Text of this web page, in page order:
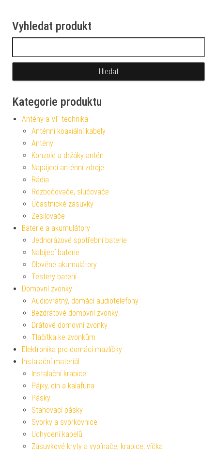
Vyhledat produkt
Kategorie produktu
Antény a VF technika
Anténní koaxiální kabely
Antény
Konzole a držáky antén
Napájecí anténní zdroje
Rádia
Rozbočovače, slučovače
Účastnické zásuvky
Zesilovače
Baterie a akumulátory
Jednorázové spotřební baterie
Nabíjecí baterie
Olověné akumulátory
Testery baterií
Domovní zvonky
Audiovrátný, domácí audiotelefony
Bezdrátové domovní zvonky
Drátové domovní zvonky
Tlačítka ke zvonkům
Elektronika pro domácí mazlíčky
Instalační materiál
Instalační krabice
Pájky, cín a kalafuna
Pásky
Stahovací pásky
Svorky a svorkovnice
Uchycení kabelů
Zásuvkové kryty a vypínače, krabice, víčka